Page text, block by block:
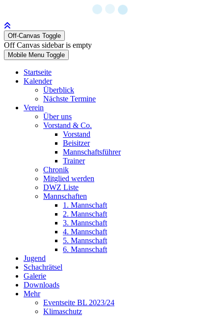
Off-Canvas Toggle
Off Canvas sidebar is empty
Mobile Menu Toggle
Startseite
Kalender
Überblick
Nächste Termine
Verein
Über uns
Vorstand & Co.
Vorstand
Beisitzer
Mannschaftsführer
Trainer
Chronik
Mitglied werden
DWZ Liste
Mannschaften
1. Mannschaft
2. Mannschaft
3. Mannschaft
4. Mannschaft
5. Mannschaft
6. Mannschaft
Jugend
Schachrätsel
Galerie
Downloads
Mehr
Eventseite BL 2023/24
Klimaschutz